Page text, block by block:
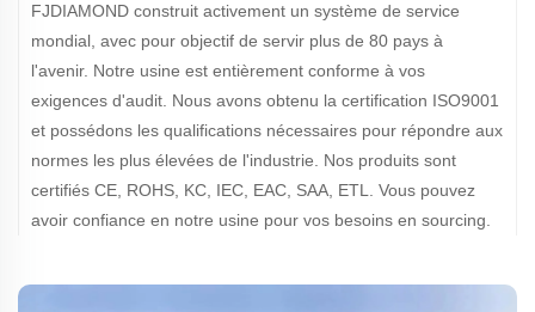
FJDIAMOND construit activement un système de service
mondial, avec pour objectif de servir plus de 80 pays à
l'avenir. Notre usine est entièrement conforme à vos
exigences d'audit. Nous avons obtenu la certification ISO9001
et possédons les qualifications nécessaires pour répondre aux
normes les plus élevées de l'industrie. Nos produits sont
certifiés CE, ROHS, KC, IEC, EAC, SAA, ETL. Vous pouvez
avoir confiance en notre usine pour vos besoins en sourcing.